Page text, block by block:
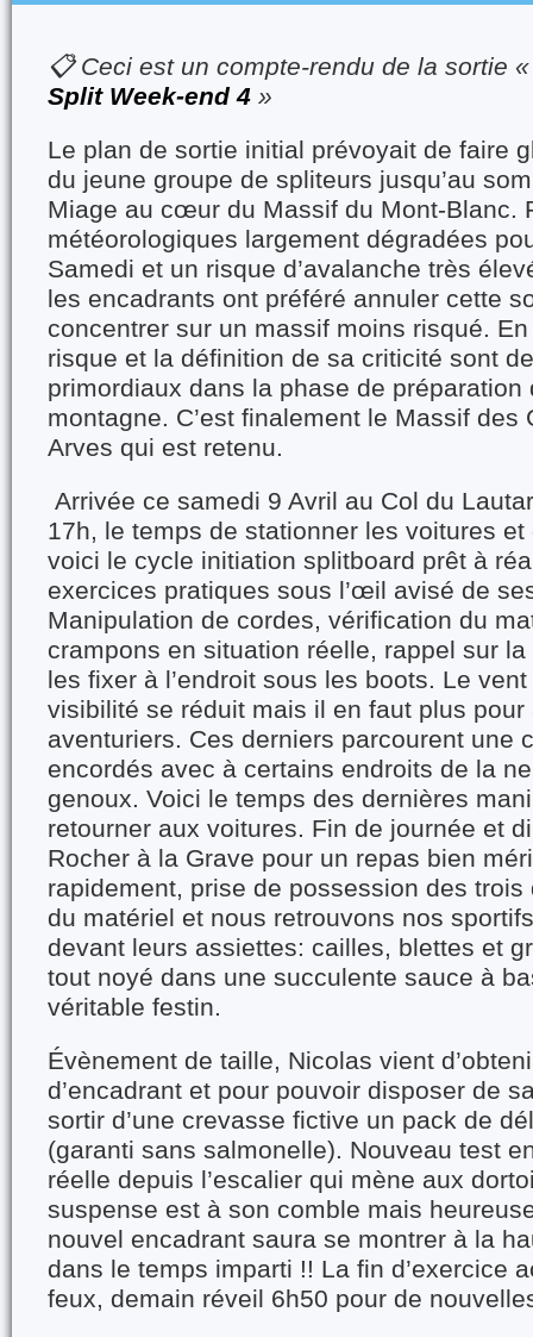
📋 Ceci est un compte-rendu de la sortie
Split Week-end 4 »
Le plan de sortie initial prévoyait de faire
du jeune groupe de spliteurs jusqu’au
Miage au cœur du Massif du Mont-Blanc.
météorologiques largement dégradées
Samedi et un risque d’avalanche très
les encadrants ont préféré annuler cette
concentrer sur un massif moins risqué.
risque et la définition de sa criticité sont
primordiaux dans la phase de préparation
montagne. C’est finalement le Massif des
Arves qui est retenu.
Arrivée ce samedi 9 Avril au Col du
17h, le temps de stationner les voitures
voici le cycle initiation splitboard prêt à
exercices pratiques sous l’œil avisé de
Manipulation de cordes, vérification du
crampons en situation réelle, rappel sur
les fixer à l’endroit sous les boots. Le
visibilité se réduit mais il en faut plus
aventuriers. Ces derniers parcourent une
encordés avec à certains endroits de la
genoux. Voici le temps des dernières
retourner aux voitures. Fin de journée et
Rocher à la Grave pour un repas bien
rapidement, prise de possession des
du matériel et nous retrouvons nos
devant leurs assiettes: cailles, blettes et
tout noyé dans une succulente sauce à
véritable festin.
Évènement de taille, Nicolas vient
d’encadrant et pour pouvoir disposer de
sortir d’une crevasse fictive un pack de
(garanti sans salmonelle). Nouveau test
réelle depuis l’escalier qui mène aux
suspense est à son comble mais
nouvel encadrant saura se montrer à la
dans le temps imparti !! La fin d’exercice
feux, demain réveil 6h50 pour de